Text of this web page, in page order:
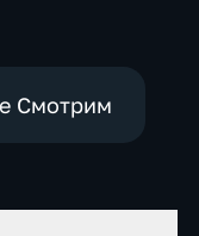
Смотрим